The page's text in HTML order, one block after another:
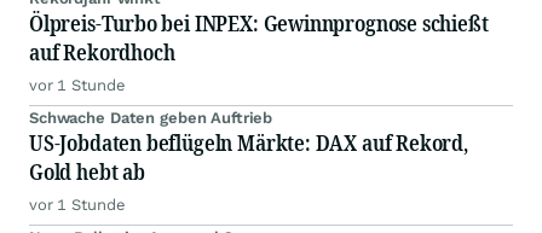
Ölpreis-Turbo bei INPEX: Gewinnprognose schießt
auf Rekordhoch
vor 1 Stunde
Schwache Daten geben Auftrieb
US-Jobdaten beflügeln Märkte: DAX auf Rekord,
Gold hebt ab
vor 1 Stunde